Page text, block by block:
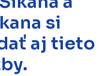
si
aj tieto